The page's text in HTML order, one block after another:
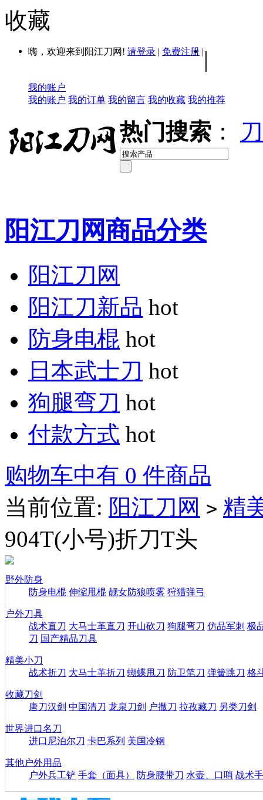
收藏
嗨，欢迎来到阳江刀网! 请登录 | 免费注册 | |
我的账户
我的账户 我的订单 我的留言 我的收藏 我的推荐
热门搜索 ：
阳江刀网商品分类
阳江刀网
阳江刀新品 hot
防身电棍 hot
日本武士刀 hot
狗腿弯刀 hot
付款方式 hot
购物车中有 0 件商品
当前位置: 阳江刀网 > 精
904T(小号)折刀T头
野外防身
防身电棍 伸缩甩棍 靓女防狼喷雾 狩猎弹弓
户外刀具
战术直刀 大马士革直刀 开山砍刀 狗腿弯刀 仿品军刺 极
刀 国产精品刀具
精美小刀
战术折刀 大马士革折刀 蝴蝶甩刀 防卫笔刀 弹簧跳刀 格
收藏刀剑
唐刀汉剑 中国清刀 龙泉刀剑 户撒刀 拉孜藏刀 另类刀剑
世界进口名刀
进口尼泊尔刀 卡巴系列 美国冷钢
其他户外用品
户外兵工铲 手套（面具） 防身腰带刀 水壶、口哨 战术